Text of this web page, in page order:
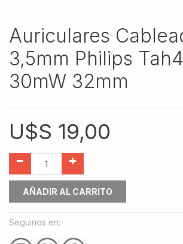
Auriculares
3,5mm Philips
30mW 32mm
U$S 19,00
AÑADIR AL CARRITO
Seguinos en: